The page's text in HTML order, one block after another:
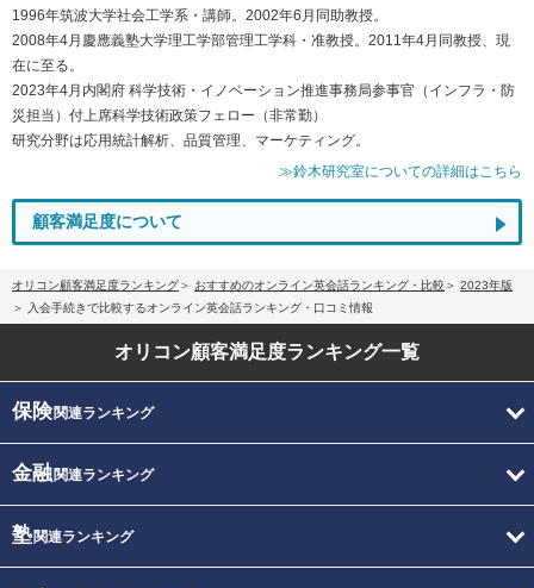
1996年筑波大学社会工学系・講師。2002年6月同助教授。
2008年4月慶應義塾大学理工学部管理工学科・准教授。2011年4月同教授、現
在に至る。
2023年4月内閣府 科学技術・イノベーション推進事務局参事官（インフラ・防
災担当）付上席科学技術政策フェロー（非常勤）
研究分野は応用統計解析、品質管理、マーケティング。
≫鈴木研究室についての詳細はこちら
顧客満足度について
オリコン顧客満足度ランキング おすすめのオンライン英会話ランキング・比較
2023年版
入会手続きで比較するオンライン英会話ランキング・口コミ情報
オリコン顧客満足度ランキング一覧
保険関連ランキング
金融関連ランキング
塾関連ランキング